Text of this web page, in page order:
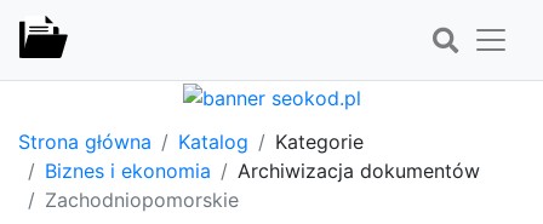
Strona główna Katalog
Kategorie
Biznes i ekonomia
Archiwizacja dokumentów
Zachodniopomorskie